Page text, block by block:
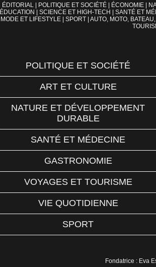
ÉDITORIAL POLITIQUE ET SOCIÉTÉ ÉCONOMIE
ÉDUCATION
SCIENCE ET HIGH-TECH SANTÉ ET
MODE ET LIFESTYLE
SPORT AUTO, MOTO, BATEAU,
POLITIQUE ET SOCIÉTÉ
ART ET CULTURE
NATURE ET DÉVELOPPEMENT
DURABLE
SANTÉ ET MÉDECINE
GASTRONOMIE
VOYAGES ET TOURISME
VIE QUOTIDIENNE
SPORT
Fondatrice : Eva